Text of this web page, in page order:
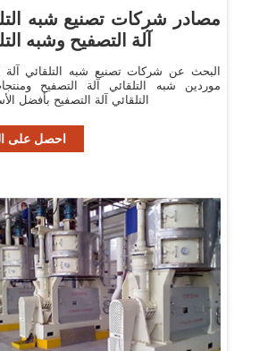
مصادر شركات تصنيع شبه
آلة التصفيح وشبه
البحث عن شركات تصنيع شبه التلقائي آلة
موردين شبه التلقائي آلة التصفيح
التلقائي آلة التصفيح بأفضل
احصل على